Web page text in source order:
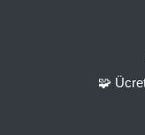
🧩